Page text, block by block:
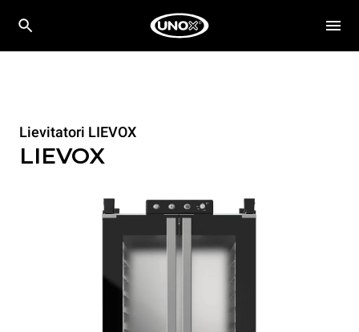
Lievitatori LIEVOX
LIEVOX